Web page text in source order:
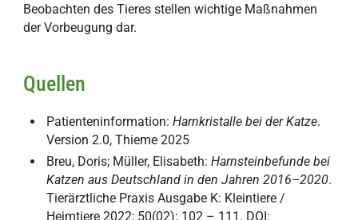
Beobachten des Tieres stellen wichtige Maßnahmen
der Vorbeugung dar.
Quellen
Patienteninformation:Harnkristalle bei der Katze.
Version 2.0, Thieme 2025
Breu, Doris; Müller, Elisabeth:Harnsteinbefunde bei
Katzen aus Deutschland in den Jahren 2016–2020.
Tierärztliche Praxis Ausgabe K: Kleintiere /
Heimtiere 2022; 50(02): 102 – 111. DOI: